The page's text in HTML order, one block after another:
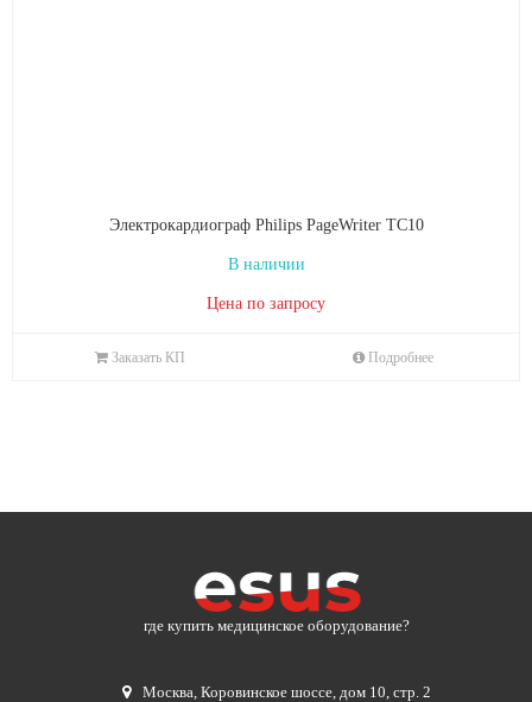
Электрокардиограф Philips PageWriter TC10
В наличии
Цена по запросу
Заказать КП Подробнее
где купить медицинское оборудование?
Москва,Коровинское шоссе, дом 10, стр. 2